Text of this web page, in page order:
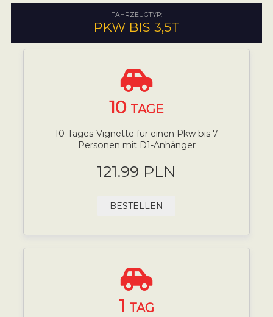
FAHRZEUGTYP:
PKW BIS 3,5T
10 TAGE
10-Tages-Vignette für einen Pkw bis 7
Personen mit D1-Anhänger
121.99 PLN
BESTELLEN
1 TAG